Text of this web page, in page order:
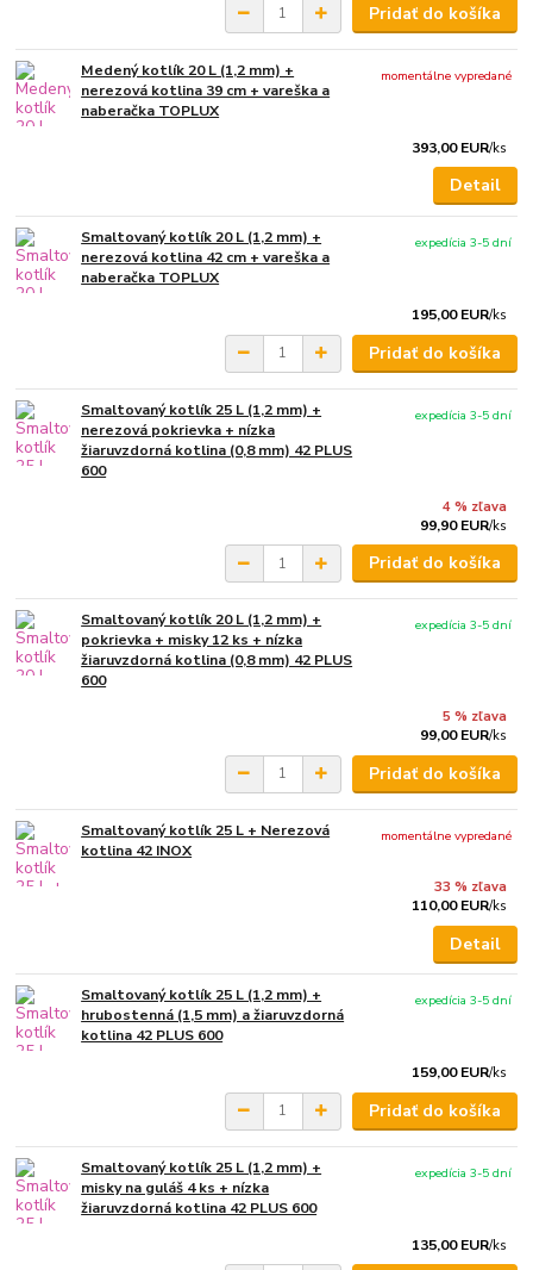
Pridať do košíka
Medený kotlík 20 L (1,2 mm) +
nerezová kotlina 39 cm + vareška a
naberačka TOPLUX
393,00 EUR/ks
momentálne vypredané
Detail
Smaltovaný kotlík 20 L (1,2 mm) +
nerezová kotlina 42 cm + vareška a
naberačka TOPLUX
195,00 EUR/ks
expedícia 3-5 dní
Pridať do košíka
Smaltovaný kotlík 25 L (1,2 mm) +
nerezová pokrievka + nízka
žiaruvzdorná kotlina (0,8 mm) 42 PLUS
600
4 % zľava
99,90 EUR/ks
expedícia 3-5 dní
Pridať do košíka
Smaltovaný kotlík 20 L (1,2 mm) +
pokrievka + misky 12 ks + nízka
žiaruvzdorná kotlina (0,8 mm) 42 PLUS
600
5 % zľava
99,00 EUR/ks
expedícia 3-5 dní
Pridať do košíka
Smaltovaný kotlík 25 L + Nerezová
kotlina 42 INOX
33 % zľava
110,00 EUR/ks
momentálne vypredané
Detail
Smaltovaný kotlík 25 L (1,2 mm) +
hrubostenná (1,5 mm) a žiaruvzdorná
kotlina 42 PLUS 600
159,00 EUR/ks
expedícia 3-5 dní
Pridať do košíka
Smaltovaný kotlík 25 L (1,2 mm) +
misky na guláš 4 ks + nízka
žiaruvzdorná kotlina 42 PLUS 600
135,00 EUR/ks
expedícia 3-5 dní